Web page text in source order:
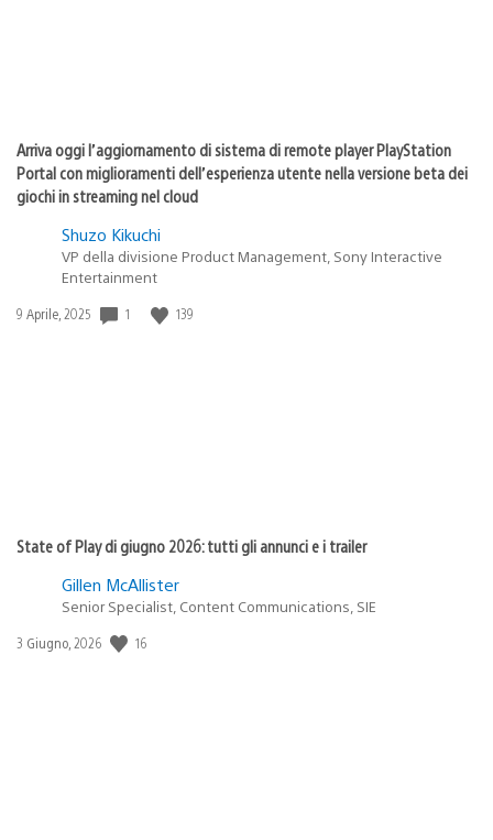
Arriva oggi l’aggiornamento di sistema di remote player PlayStation
Portal con miglioramenti dell’esperienza utente nella versione beta dei
giochi in streaming nel cloud
Shuzo Kikuchi
VP della divisione Product Management, Sony Interactive
Entertainment
Data
9 Aprile, 2025 1 139
State of Play di giugno 2026: tutti gli annunci e i trailer
Gillen McAllister
Senior Specialist, Content Communications, SIE
Data
3 Giugno, 2026 16